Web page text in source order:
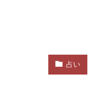
占い